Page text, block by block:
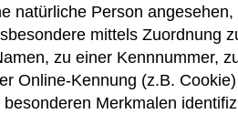
natürliche Person angesehen,
mittels Zuordnung
zu einer Kennnummer,
Online-Kennung (z.B.
Merkmalen